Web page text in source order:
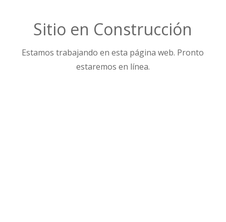
Sitio en Construcción
Estamos trabajando en esta página web. Pronto
estaremos en línea.